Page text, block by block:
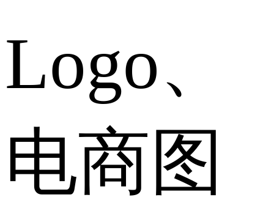
Logo、
电商图